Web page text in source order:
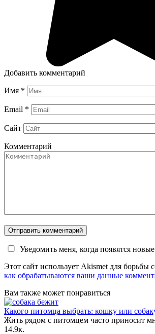
Добавить комментарий
Имя *
Email *
Сайт
Комментарий
Уведомить меня, когда появятся
Этот сайт использует Akismet для борьбы
как обрабатываются ваши данные
Вам также может понравиться
Какого питомца выбрать: кошку или
Жить рядом с питомцем часто приносит
14.9к.